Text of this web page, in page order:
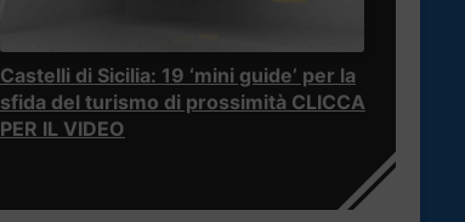
Castelli di Sicilia: 19 ‘mini guide’ per la
sfida del turismo di prossimità CLICCA
PER IL VIDEO